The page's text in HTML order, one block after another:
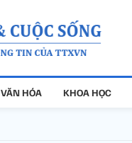
VĂN HÓA KHOA HỌC